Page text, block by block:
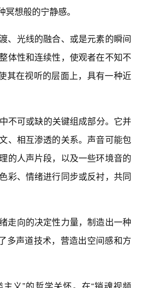
想般的宁静感。
、光线的融合、或是元素的瞬间
体性和连续性，使观者在不知不
其在视听的层面上，具有一种近
不可或缺的关键组成部分。它并
、相互渗透的关系。声音可能包
的人声片段，以及一些环境音的
彩、情绪进行同步或反衬，共同
走向的决定性力量，制造出一种
多声道技术，营造出空间感和方